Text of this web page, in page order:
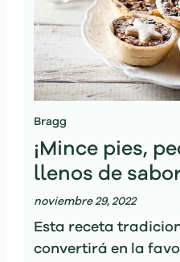
Bragg
¡Mince pies,
llenos de
noviembre 29, 2022
Esta receta
convertirá en la